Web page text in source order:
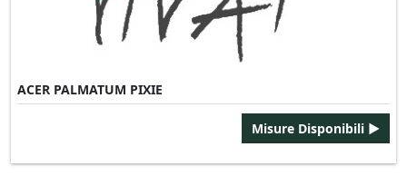
ACER PALMATUM PIXIE
Misure Disponibili ►